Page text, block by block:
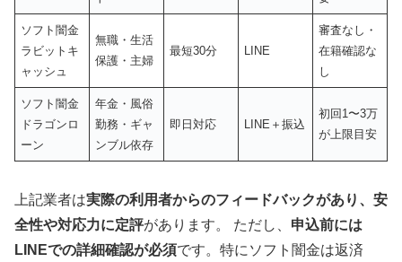
ソフト闇金
ラビットキ
ャッシュ
無職・生活
保護・主婦
最短30分 LINE
審査なし・
在籍確認な
し
ソフト闇金
ドラゴンロ
ーン
年金・風俗
勤務・ギャ
ンブル依存
即日対応 LINE＋振込
初回1〜3万
が上限目安
上記業者は実際の利用者からのフィードバックがあり、安
全性や対応力に定評があります。 ただし、 申込前には
LINEでの詳細確認が必須です。特にソフト闇金は返済